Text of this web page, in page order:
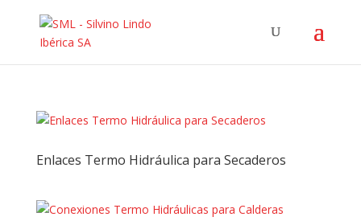
Enlaces Termo Hidráulica para Secaderos